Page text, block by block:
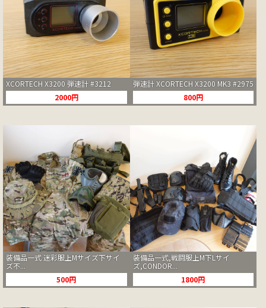
XCORTECH X3200 弾速計 #3212
2000円
弾速計 XCORTECH X3200 MK3 #2975
800円
装備品一式 迷彩服上Mサイズ下サイ
ズ不...
500円
装備品一式,戦闘服上M下Lサイ
ズ,CONDOR...
1800円